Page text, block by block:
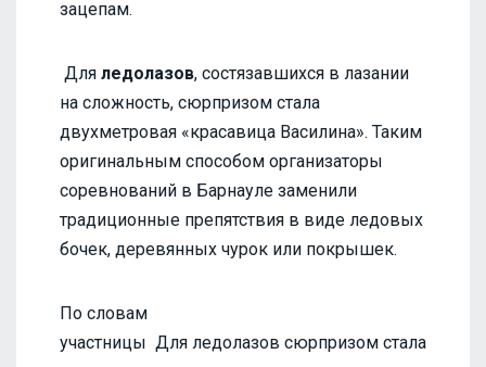
зацепам.
Для ледолазов, состязавшихся в лазании
на сложность, сюрпризом стала
двухметровая «красавица Василина». Таким
оригинальным способом организаторы
соревнований в Барнауле заменили
традиционные препятствия в виде ледовых
бочек, деревянных чурок или покрышек.
Для ледолазов сюрпризом стала
По словам
участницы